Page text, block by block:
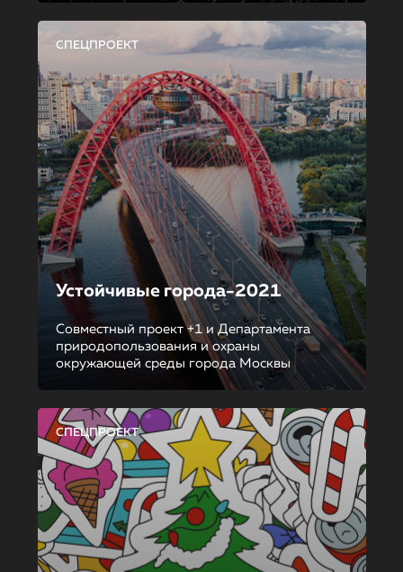
СПЕЦПРОЕКТ
Устойчивые города-2021
Совместный проект +1 и Департамента
природопользования и охраны
окружающей среды города Москвы
СПЕЦПРОЕКТ